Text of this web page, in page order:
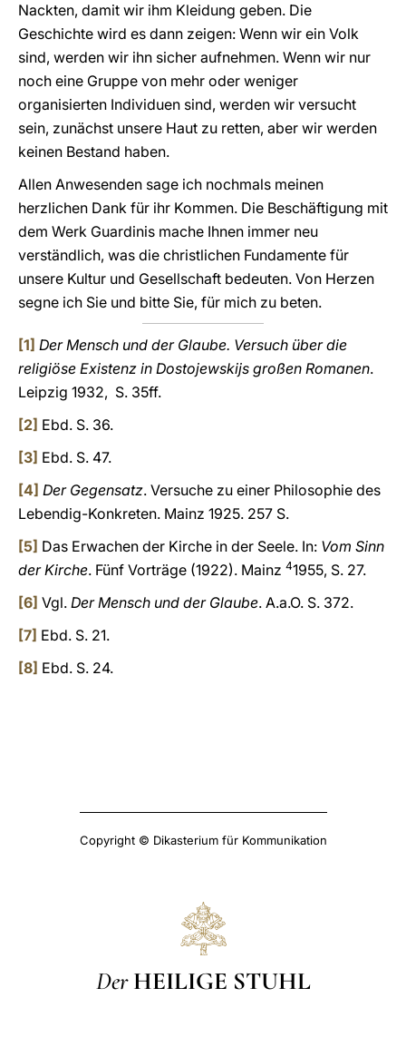
Nackten, damit wir ihm Kleidung geben. Die
Geschichte wird es dann zeigen: Wenn wir ein Volk
sind, werden wir ihn sicher aufnehmen. Wenn wir nur
noch eine Gruppe von mehr oder weniger
organisierten Individuen sind, werden wir versucht
sein, zunächst unsere Haut zu retten, aber wir werden
keinen Bestand haben.
Allen Anwesenden sage ich nochmals meinen
herzlichen Dank für ihr Kommen. Die Beschäftigung mit
dem Werk Guardinis mache Ihnen immer neu
verständlich, was die christlichen Fundamente für
unsere Kultur und Gesell­schaft bedeuten. Von Herzen
segne ich Sie und bitte Sie, für mich zu beten.
[1] Der Mensch und der Glaube. Versuch über die
religiöse Existenz in Dostojewskijs großen Romanen.
Leipzig 1932, S. 35ff.
[2] Ebd. S. 36.
[3] Ebd. S. 47.
[4] Der Gegensatz. Versuche zu einer Philosophie des
Lebendig-Konkreten. Mainz 1925. 257 S.
[5] Das Erwachen der Kirche in der Seele. In: Vom Sinn
der Kirche. Fünf Vorträge (1922). Mainz 41955, S. 27.
[6] Vgl. Der Mensch und der Glaube. A.a.O. S. 372.
[7] Ebd. S. 21.
[8] Ebd. S. 24.
Copyright © Dikasterium für Kommunikation
Der HEILIGE STUHL